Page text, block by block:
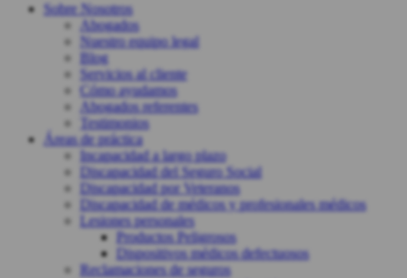
Sobre Nosotros
Abogados
Nuestro equipo legal
Blog
Servicios al cliente
Cómo ayudamos
Abogados referentes
Testimonios
Áreas de práctica
Incapacidad a largo plazo
Discapacidad del Seguro Social
Discapacidad por Veteranos
Discapacidad de médicos y profesionales médicos
Lesiones personales
Productos Peligrosos
Dispositivos médicos defectuosos
Reclamaciones de seguros